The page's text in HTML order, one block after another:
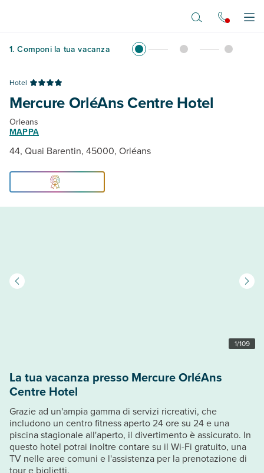
1. Componi la tua vacanza
Hotel
Mercure OrléAns Centre Hotel
Orleans
MAPPA
44, Quai Barentin, 45000, Orléans
1/109
La tua vacanza presso Mercure OrléAns
Centre Hotel
Grazie ad un'ampia gamma di servizi ricreativi, che
includono un centro fitness aperto 24 ore su 24 e una
piscina stagionale all'aperto, il divertimento è assicurato. In
questo hotel potrai inoltre contare su il Wi-Fi gratuito, una
TV nelle aree comuni e l'assistenza per la prenotazione di
tour e biglietti.